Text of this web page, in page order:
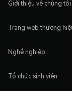
Giới thiệu về chúng tôi
Trang web thương
Nghề nghiệp
Tổ chức sinh viên